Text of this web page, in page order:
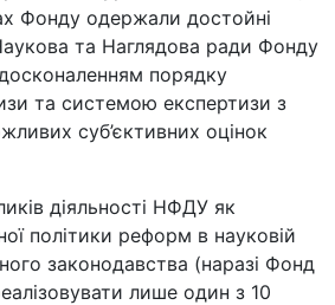
Фонду одержали достойні
та Наглядова ради Фонду
порядку
та системою експертизи з
суб’єктивних оцінок
діяльності НФДУ як
політики реформ в науковій
законодавства (наразі Фонд
лише один з 10